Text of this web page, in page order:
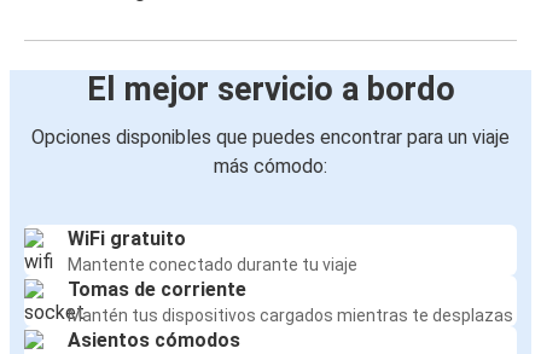
El mejor servicio a bordo
Opciones disponibles que puedes encontrar para un viaje
más cómodo:
WiFi gratuito
Mantente conectado durante tu viaje
Tomas de corriente
Mantén tus dispositivos cargados mientras te desplazas
Asientos cómodos